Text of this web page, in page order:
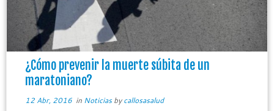
¿Cómo prevenir la muerte súbita de un
maratoniano?
12 Abr, 2016in Noticiasbycallosasalud